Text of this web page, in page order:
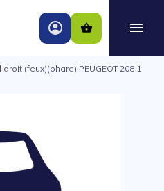
(feux)(phare) PEUGEOT 208 1